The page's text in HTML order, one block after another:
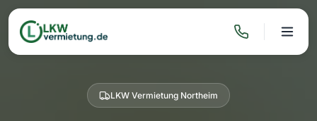
LKW Vermietung Northeim